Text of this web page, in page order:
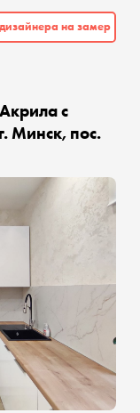
на замер
с
Минск, пос.